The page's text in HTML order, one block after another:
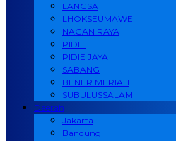
LANGSA
LHOKSEUMAWE
NAGAN RAYA
PIDIE
PIDIE JAYA
SABANG
BENER MERIAH
SUBULUSSALAM
Daerah
Jakarta
Bandung